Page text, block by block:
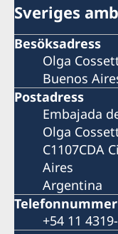
Sveriges
Besöksadress
Olga
Buenos
Postadress
Embajada
Olga
C1107CDA
Aires
Argentina
Telefonnummer
+54 11